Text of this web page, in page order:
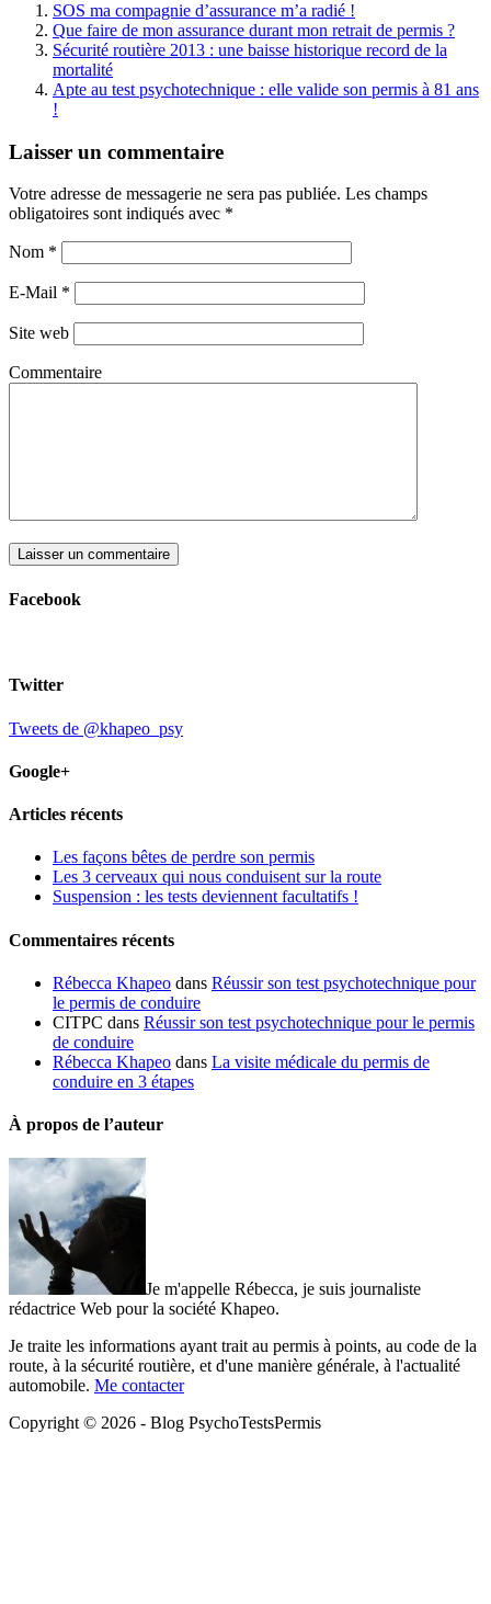
SOS ma compagnie d’assurance m’a radié !
Que faire de mon assurance durant mon retrait de permis ?
Sécurité routière 2013 : une baisse historique record de la
mortalité
Apte au test psychotechnique : elle valide son permis à 81 ans
!
Laisser un commentaire
Votre adresse de messagerie ne sera pas publiée. Les champs
obligatoires sont indiqués avec *
Nom *
E-Mail *
Site web
Commentaire
Facebook
Twitter
Tweets de @khapeo_psy
Google+
Articles récents
Les façons bêtes de perdre son permis
Les 3 cerveaux qui nous conduisent sur la route
Suspension : les tests deviennent facultatifs !
Commentaires récents
Rébecca Khapeo dans Réussir son test psychotechnique pour
le permis de conduire
CITPC dans Réussir son test psychotechnique pour le permis
de conduire
Rébecca Khapeo dans La visite médicale du permis de
conduire en 3 étapes
À propos de l’auteur
Je m'appelle Rébecca, je suis journaliste
rédactrice Web pour la société Khapeo.
Je traite les informations ayant trait au permis à points, au code de la
route, à la sécurité routière, et d'une manière générale, à l'actualité
automobile. Me contacter
Copyright © 2026 - Blog PsychoTestsPermis